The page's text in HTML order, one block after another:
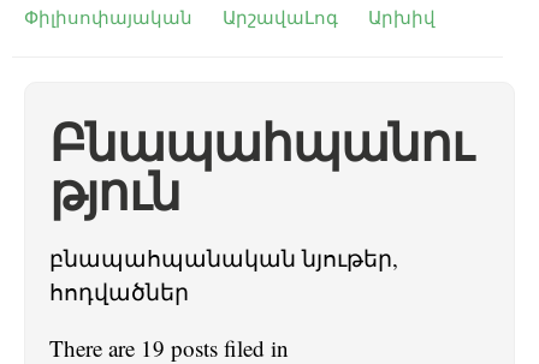
Փիլիսոփայական
ԱրշավաԼոգ Արխիվ
Բնապահպանու
թյուն
բնապահպանական նյութեր,
հոդվածներ
There are 19 posts filed in